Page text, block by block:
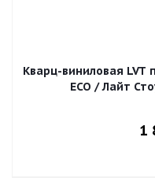
Кварц-виниловая
ECO / Лайт
1